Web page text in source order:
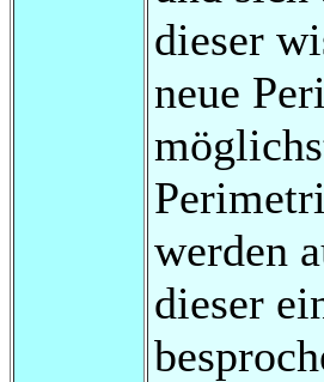
dieser
neue
werden
dieser